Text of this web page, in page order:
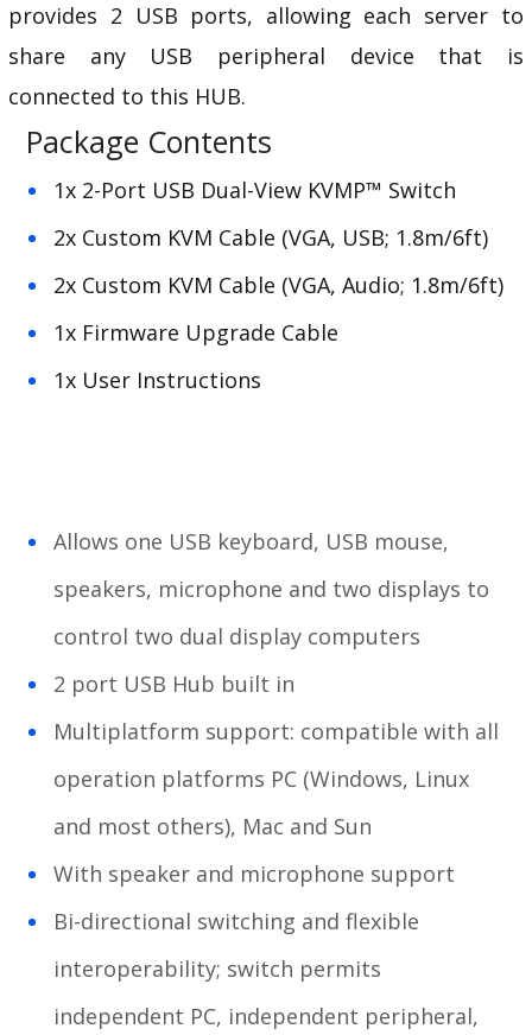
provides 2 USB ports, allowing each server to
share any USB peripheral device that is
connected to this HUB.
Package Contents
1x 2-Port USB Dual-View KVMP™ Switch
2x Custom KVM Cable (VGA, USB; 1.8m/6ft)
2x Custom KVM Cable (VGA, Audio; 1.8m/6ft)
1x Firmware Upgrade Cable
1x User Instructions
Allows one USB keyboard, USB mouse,
speakers, microphone and two displays to
control two dual display computers
2 port USB Hub built in
Multiplatform support: compatible with all
operation platforms PC (Windows, Linux
and most others), Mac and Sun
With speaker and microphone support
Bi-directional switching and flexible
interoperability; switch permits
independent PC, independent peripheral,